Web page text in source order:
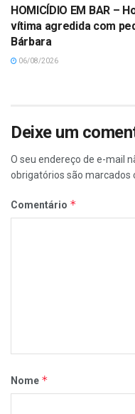
HOMICÍDIO EM BAR –
vítima agredida com
Bárbara
06/08/2026
Deixe um
O seu endereço de e-mail
obrigatórios são marcados
Comentário *
Nome *